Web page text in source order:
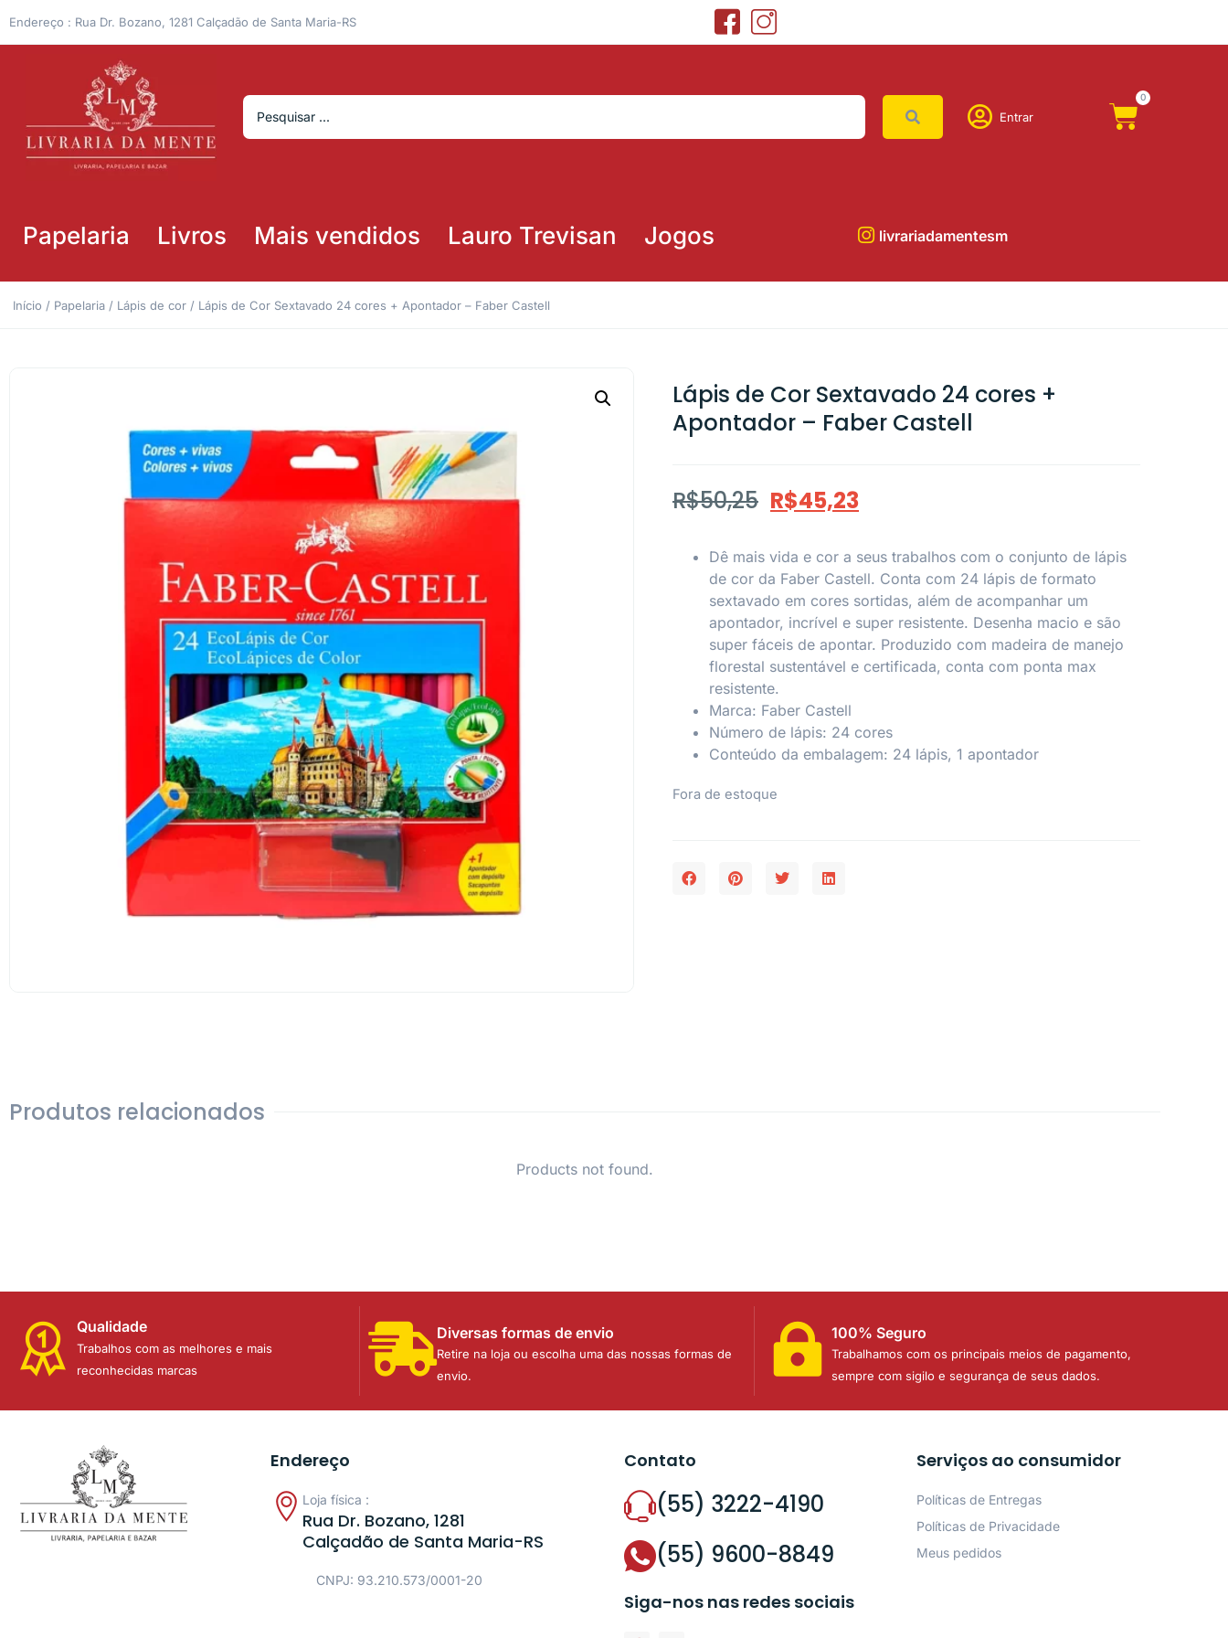
Endereço : Rua Dr. Bozano, 1281 Calçadão de Santa Maria-RS
Entrar
0
Papelaria Livros Mais vendidos Lauro Trevisan Jogos livrariadamentesm
Início / Papelaria / Lápis de cor / Lápis de Cor Sextavado 24 cores + Apontador – Faber Castell
Lápis de Cor Sextavado 24 cores +
Apontador – Faber Castell
R$50,25 R$45,23
Dê mais vida e cor a seus trabalhos com o conjunto de lápis
de cor da Faber Castell. Conta com 24 lápis de formato
sextavado em cores sortidas, além de acompanhar um
apontador, incrível e super resistente. Desenha macio e são
super fáceis de apontar. Produzido com madeira de manejo
florestal sustentável e certificada, conta com ponta max
resistente.
Marca: Faber Castell
Número de lápis: 24 cores
Conteúdo da embalagem: 24 lápis, 1 apontador
Fora de estoque
Produtos relacionados
Products not found.
Qualidade
Trabalhos com as melhores e mais
reconhecidas marcas
Diversas formas de envio
Retire na loja ou escolha uma das nossas formas de
envio.
100% Seguro
Trabalhamos com os principais meios de pagamento,
sempre com sigilo e segurança de seus dados.
Endereço
Loja física :
Rua Dr. Bozano, 1281
Calçadão de Santa Maria-RS
CNPJ: 93.210.573/0001-20
Contato
(55) 3222-4190
(55) 9600-8849
Siga-nos nas redes sociais
Serviços ao consumidor
Políticas de Entregas
Políticas de Privacidade
Meus pedidos